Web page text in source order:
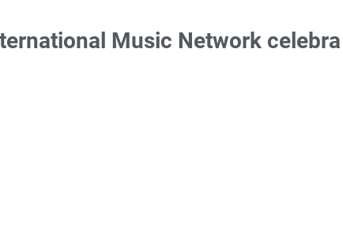
Music Network